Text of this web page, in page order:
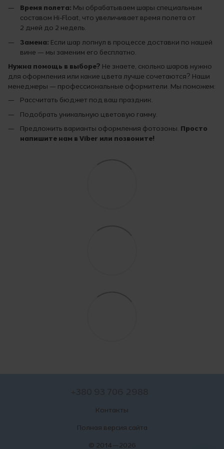
Время полета: Мы обрабатываем шары специальным
составом Hi-Float, что увеличивает время полета от
2 дней до 2 недель.
Замена: Если шар лопнул в процессе доставки по нашей
вине — мы заменим его бесплатно.
Нужна помощь в выборе? Не знаете, сколько шаров нужно
для оформления или какие цвета лучше сочетаются? Наши
менеджеры — профессиональные оформители. Мы поможем:
Рассчитать бюджет под ваш праздник.
Подобрать уникальную цветовую гамму.
Предложить варианты оформления фотозоны. Просто
напишите нам в Viber или позвоните!
Контакты
Полная версия сайта
© 2014—2026